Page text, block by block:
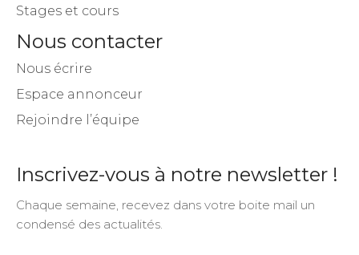
Stages et cours
Nous contacter
Nous écrire
Espace annonceur
Rejoindre l’équipe
Inscrivez-vous à notre newsletter !
Chaque semaine, recevez dans votre boite mail un
condensé des actualités.